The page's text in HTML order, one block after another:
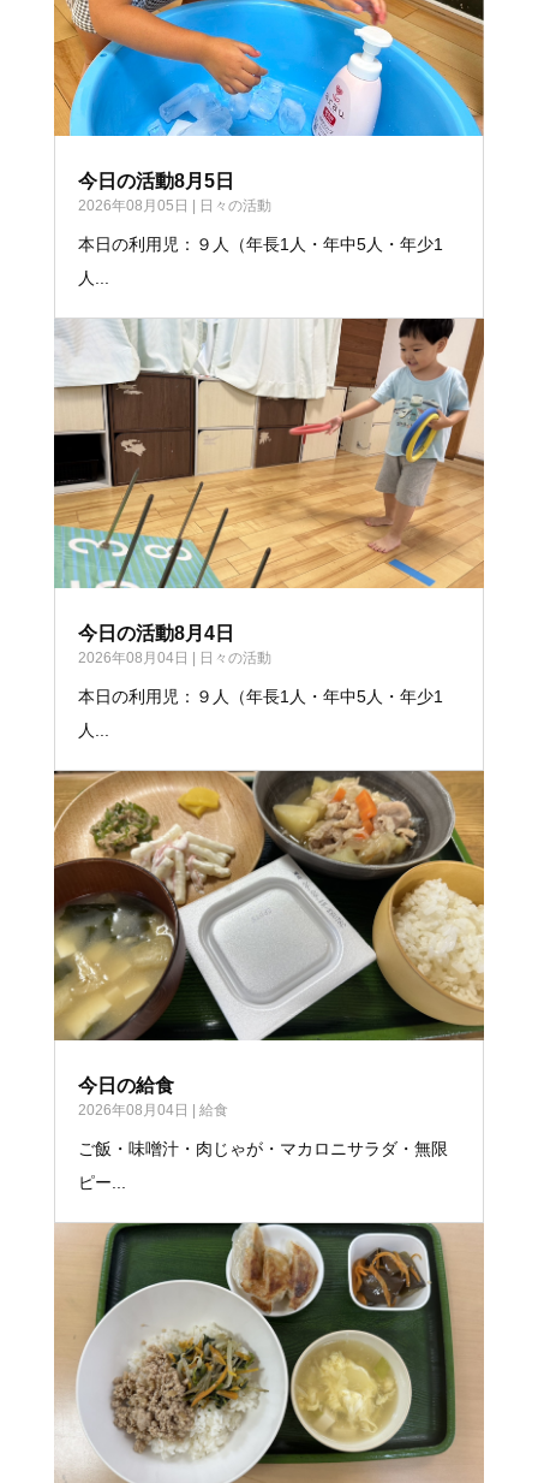
今日の活動8月5日
2026年08月05日 日々の活動
本日の利用児：９人（年長1人・年中5人・年少1
人...
今日の活動8月4日
2026年08月04日 日々の活動
本日の利用児：９人（年長1人・年中5人・年少1
人...
今日の給食
2026年08月04日 給食
ご飯・味噌汁・肉じゃが・マカロニサラダ・無限
ピー...